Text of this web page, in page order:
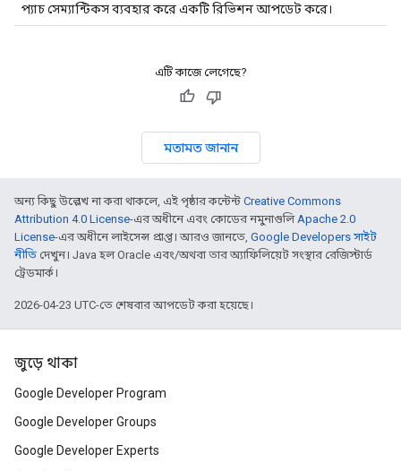
প্যাচ সেম্যান্টিকস ব্যবহার করে একটি রিভিশন আপডেট করে।
এটি কাজে লেগেছে?
মতামত জানান
অন্য কিছু উল্লেখ না করা থাকলে, এই পৃষ্ঠার কন্টেন্ট Creative Commons
Attribution 4.0 License-এর অধীনে এবং কোডের নমুনাগুলিApache 2.0
License-এর অধীনে লাইসেন্স প্রাপ্ত। আরও জানতে, Google Developers সাইট
নীতি দেখুন। Java হল Oracle এবং/অথবা তার অ্যাফিলিয়েট সংস্থার রেজিস্টার্ড
ট্রেডমার্ক।
2026-04-23 UTC-তে শেষবার আপডেট করা হয়েছে।
জুড়ে থাকা
Google Developer Program
Google Developer Groups
Google Developer Experts